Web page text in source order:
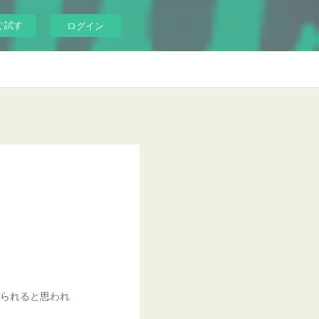
試す ログイン
れると思われ